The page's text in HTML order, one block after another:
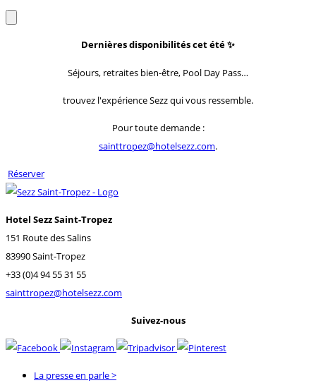
Dernières disponibilités cet été ✨
Séjours, retraites bien-être, Pool Day Pass…
trouvez l'expérience Sezz qui vous ressemble.
Pour toute demande :
sainttropez@hotelsezz.com.
Réserver
Hotel Sezz Saint-Tropez
151 Route des Salins
83990 Saint-Tropez
+33 (0)4 94 55 31 55
sainttropez@hotelsezz.com
Suivez-nous
La presse en parle>